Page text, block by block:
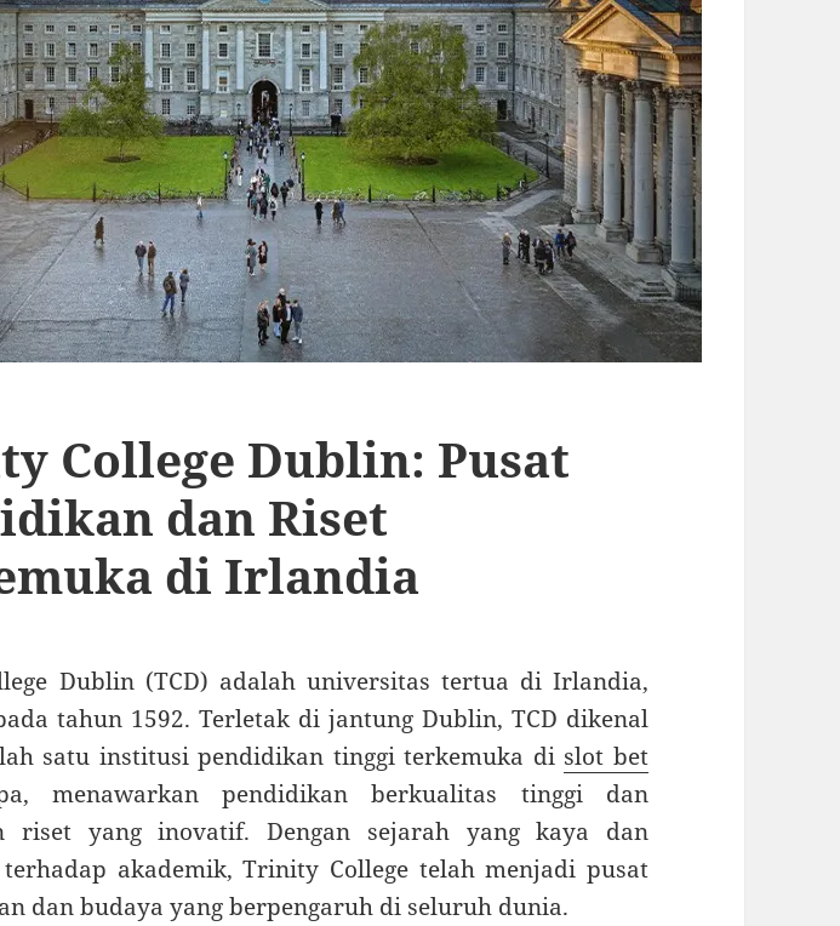
College Dublin: Pusat
dan Riset
di Irlandia
Dublin (TCD) adalah universitas tertua di Irlandia,
tahun 1592. Terletak di jantung Dublin, TCD dikenal
satu institusi pendidikan tinggi terkemuka di slot bet
menawarkan pendidikan berkualitas tinggi dan
riset yang inovatif. Dengan sejarah yang kaya dan
akademik, Trinity College telah menjadi pusat
dan budaya yang berpengaruh di seluruh dunia.